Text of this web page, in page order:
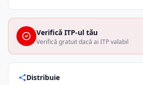
Verifică ITP-ul tău
Verifică gratuit dacă ai ITP valabil
Distribuie